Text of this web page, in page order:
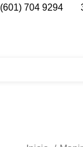
(601) 704 9294